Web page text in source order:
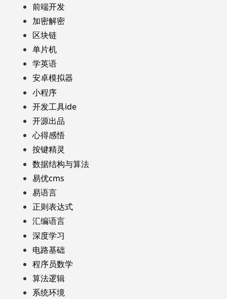
前端开发
加密解密
区块链
单片机
学英语
安卓模拟器
小程序
开发工具ide
开源出品
心得感悟
按键精灵
数据结构与算法
易优cms
易语言
正则表达式
汇编语言
深度学习
电路基础
程序员数学
算法逻辑
系统环境